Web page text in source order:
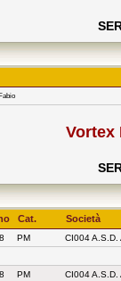
Vortex
Cat. Società
PM CI004 A.S.D.
PM CI004 A.S.D.